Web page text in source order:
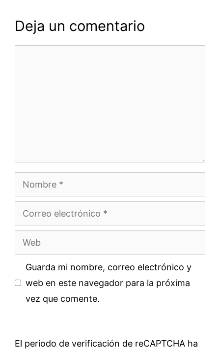
Deja un comentario
Nombre
Correo
electrónico
Web
Guarda mi nombre, correo electrónico y
web en este navegador para la próxima
vez que comente.
El periodo de verificación de reCAPTCHA ha